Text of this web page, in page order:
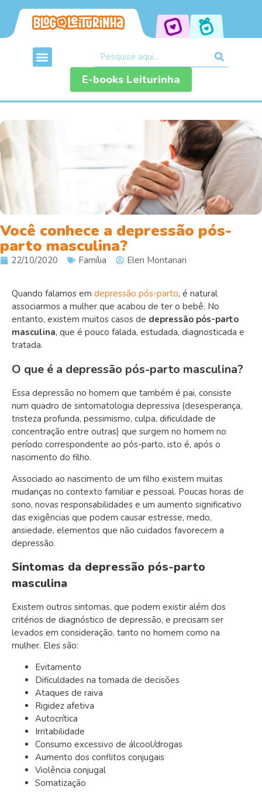
E-books Leiturinha
Você conhece a depressão pós-
parto masculina?
22/10/2020 Família Elen Montanari
Quando falamos em depressão pós-parto, é natural
associarmos a mulher que acabou de ter o bebê. No
entanto, existem muitos casos de depressão pós-parto
masculina, que é pouco falada, estudada, diagnosticada e
tratada.
O que é a depressão pós-parto masculina?
Essa depressão no homem que também é pai, consiste
num quadro de sintomatologia depressiva (desesperança,
tristeza profunda, pessimismo, culpa, dificuldade de
concentração entre outras) que surgem no homem no
período correspondente ao pós-parto, isto é, após o
nascimento do filho.
Associado ao nascimento de um filho existem muitas
mudanças no contexto familiar e pessoal. Poucas horas de
sono, novas responsabilidades e um aumento significativo
das exigências que podem causar estresse, medo,
ansiedade, elementos que não cuidados favorecem a
depressão.
Sintomas da depressão pós-parto
masculina
Existem outros sintomas, que podem existir além dos
critérios de diagnóstico de depressão, e precisam ser
levados em consideração, tanto no homem como na
mulher. Eles são:
Evitamento
Dificuldades na tomada de decisões
Ataques de raiva
Rigidez afetiva
Autocrítica
Irritabilidade
Consumo excessivo de álcool/drogas
Aumento dos conflitos conjugais
Violência conjugal
Somatização